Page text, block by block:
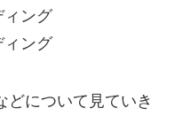
ィング
ィング
どについて見ていき